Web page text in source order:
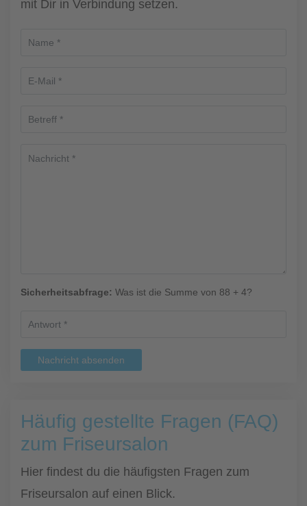
mit Dir in Verbindung setzen.
Sicherheitsabfrage: Was ist die Summe von 88 + 4?
Nachricht absenden
Häufig gestellte Fragen (FAQ)
zum Friseursalon
Hier findest du die häufigsten Fragen zum
Friseursalon auf einen Blick.